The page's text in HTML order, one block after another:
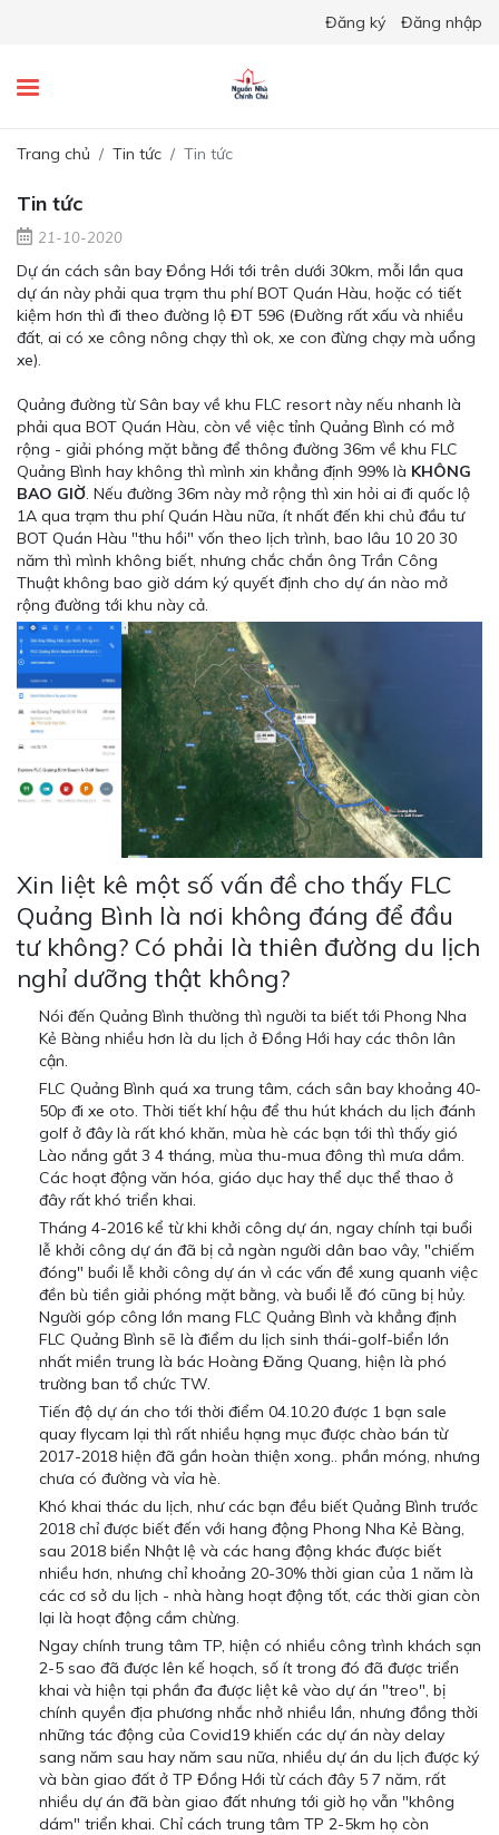
Đăng ký Đăng nhập
Trang chủ Tin tức Tin tức
Tin tức
21-10-2020
Dự án cách sân bay Đồng Hới tới trên dưới 30km, mỗi lần qua
dự án này phải qua trạm thu phí BOT Quán Hàu, hoặc có tiết
kiệm hơn thì đi theo đường lộ ĐT 596 (Đường rất xấu và nhiều
đất, ai có xe công nông chạy thì ok, xe con đừng chạy mà uổng
xe).
Quảng đường từ Sân bay về khu FLC resort này nếu nhanh là
phải qua BOT Quán Hàu, còn về việc tỉnh Quảng Bình có mở
rộng - giải phóng mặt bằng để thông đường 36m về khu FLC
Quảng Bình hay không thì mình xin khẳng định 99% là KHÔNG
BAO GIỜ. Nếu đường 36m này mở rộng thì xin hỏi ai đi quốc lộ
1A qua trạm thu phí Quán Hàu nữa, ít nhất đến khi chủ đầu tư
BOT Quán Hàu "thu hồi" vốn theo lịch trình, bao lâu 10 20 30
năm thì mình không biết, nhưng chắc chắn ông Trần Công
Thuật không bao giờ dám ký quyết định cho dự án nào mở
rộng đường tới khu này cả.
Xin liệt kê một số vấn đề cho thấy FLC
Quảng Bình là nơi không đáng để đầu
tư không? Có phải là thiên đường du lịch
nghỉ dưỡng thật không?
Nói đến Quảng Bình thường thì người ta biết tới Phong Nha
Kẻ Bàng nhiều hơn là du lịch ở Đồng Hới hay các thôn lân
cận.
FLC Quảng Bình quá xa trung tâm, cách sân bay khoảng 40-
50p đi xe oto. Thời tiết khí hậu để thu hút khách du lịch đánh
golf ở đây là rất khó khăn, mùa hè các bạn tới thì thấy gió
Lào nắng gắt 3 4 tháng, mùa thu-mua đông thì mưa dầm.
Các hoạt động văn hóa, giáo dục hay thể dục thể thao ở
đây rất khó triển khai.
Tháng 4-2016 kể từ khi khởi công dự án, ngay chính tại buổi
lễ khởi công dự án đã bị cả ngàn người dân bao vây, "chiếm
đóng" buổi lễ khởi công dự án vì các vấn đề xung quanh việc
đền bù tiền giải phóng mặt bằng, và buổi lễ đó cũng bị hủy.
Người góp công lớn mang FLC Quảng Bình và khẳng định
FLC Quảng Bình sẽ là điểm du lịch sinh thái-golf-biển lớn
nhất miền trung là bác Hoàng Đăng Quang, hiện là phó
trường ban tổ chức TW.
Tiến độ dự án cho tới thời điểm 04.10.20 được 1 bạn sale
quay flycam lại thì rất nhiều hạng mục được chào bán từ
2017-2018 hiện đã gần hoàn thiện xong.. phần móng, nhưng
chưa có đường và vỉa hè.
Khó khai thác du lịch, như các bạn đều biết Quảng Bình trước
2018 chỉ được biết đến với hang động Phong Nha Kẻ Bàng,
sau 2018 biển Nhật lệ và các hang động khác được biết
nhiều hơn, nhưng chỉ khoảng 20-30% thời gian của 1 năm là
các cơ sở du lịch - nhà hàng hoạt động tốt, các thời gian còn
lại là hoạt động cầm chừng.
Ngay chính trung tâm TP, hiện có nhiều công trình khách sạn
2-5 sao đã được lên kế hoạch, số ít trong đó đã được triển
khai và hiện tại phần đa được liệt kê vào dự án "treo", bị
chính quyền địa phương nhắc nhở nhiều lần, nhưng đồng thời
những tác động của Covid19 khiến các dự án này delay
sang năm sau hay năm sau nữa, nhiều dự án du lịch được ký
và bàn giao đất ở TP Đồng Hới từ cách đây 5 7 năm, rất
nhiều dự án đã bàn giao đất nhưng tới giờ họ vẫn "không
dám" triển khai. Chỉ cách trung tâm TP 2-5km họ còn